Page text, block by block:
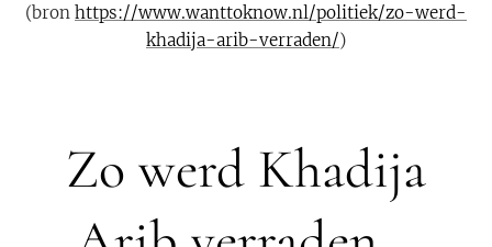
(bron https://www.wanttoknow.nl/politiek/zo-werd-
khadija-arib-verraden/)
Zo werd Khadija